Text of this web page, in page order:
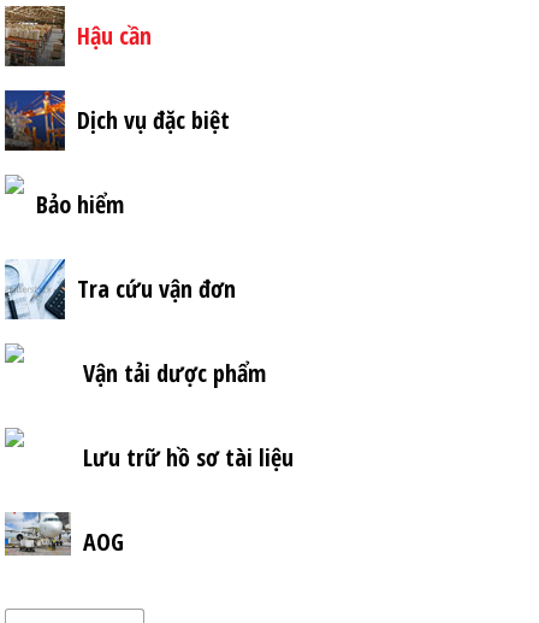
Hậu cần
Dịch vụ đặc biệt
Bảo hiểm
Tra cứu vận đơn
Vận tải dược phẩm
Lưu trữ hồ sơ tài liệu
AOG